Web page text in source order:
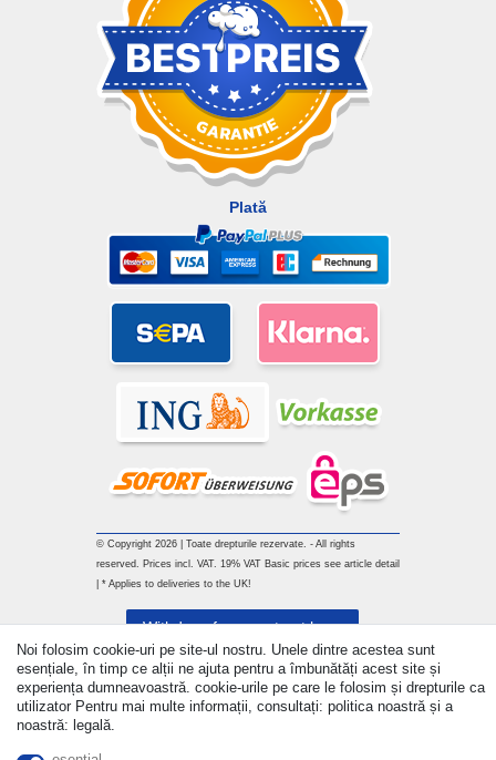
Plată
© Copyright 2026 | Toate drepturile rezervate. - All rights
reserved. Prices incl. VAT. 19% VAT Basic prices see article detail
| * Applies to deliveries to the UK!
Noi folosim cookie-uri pe site-ul nostru. Unele dintre acestea sunt
esențiale, în timp ce alții ne ajuta pentru a îmbunătăți acest site și
experiența dumneavoastră. cookie-urile pe care le folosim și drepturile ca
utilizator Pentru mai multe informații, consultați: politica noastră și a
noastră: legală.
Withdraw from contract here
a lua legatura